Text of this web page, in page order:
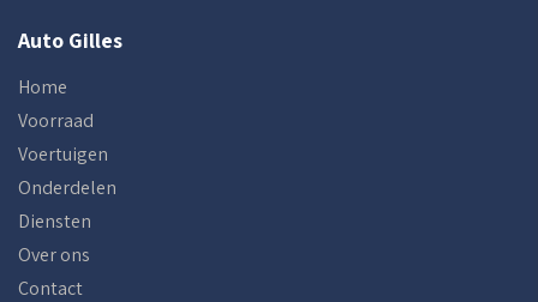
Auto Gilles
Home
Voorraad
Voertuigen
Onderdelen
Diensten
Over ons
Contact